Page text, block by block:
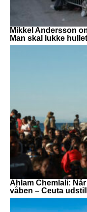
Mikkel Andersson
Man skal lukke
Ahlam Chemlali:
våben – Ceuta